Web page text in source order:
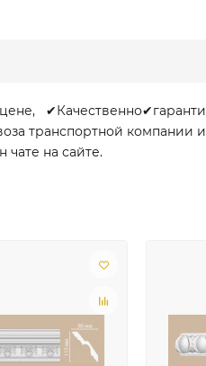
транспортной
чате на сайте.